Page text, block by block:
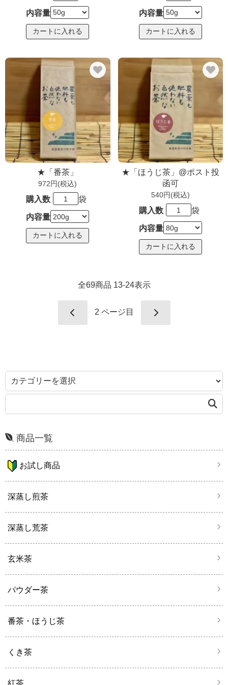
内容量 内容量
★「番茶」
972円(税込)
購入数 袋
内容量
★「ほうじ茶」@ポスト投
函可
540円(税込)
購入数 袋
内容量
全69商品 13-24表示
2 ページ目
商品一覧
お試し商品
深蒸し煎茶
深蒸し荒茶
玄米茶
パウダー茶
番茶・ほうじ茶
くき茶
紅茶